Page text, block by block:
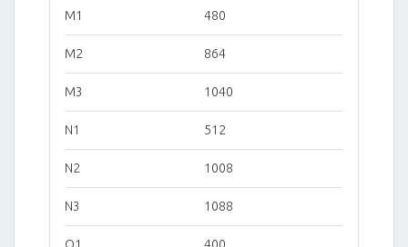
M1 480
M2 864
M3 1040
N1 512
N2 1008
N3 1088